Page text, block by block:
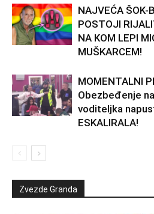
NAJVEĆA ŠOK-
POSTOJI
NA KOM LEPI
MUŠKARCEM!
MOMENTALNI
Obezbeđenje
voditeljka
ESKALIRALA!
Zvezde Granda